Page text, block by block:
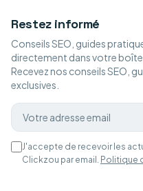
Restez informé
Conseils SEO, guides
directement dans votre boîte
Recevez nos conseils SEO,
exclusives.
J'accepte de recevoir les
Clickzou par email.
Politique